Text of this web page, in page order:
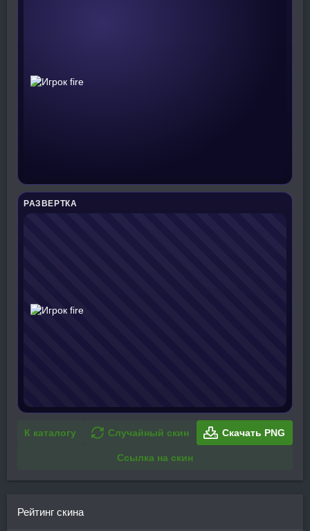
РАЗВЕРТКА
К каталогу Случайный скин Скачать PNG
Ссылка на скин
Рейтинг скина